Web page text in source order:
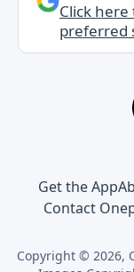
Click
preferred
Get the App
Contact
Copyright © 2026,